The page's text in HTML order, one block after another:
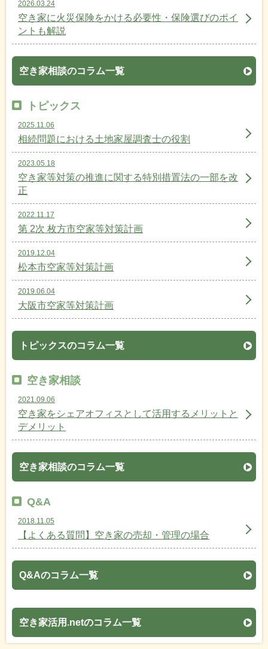
2026.03.24
空き家に火災保険をかける必要性・保険選びのポイ
ントも解説
空き家相談のコラム一覧
トピックス
2025.11.06
相続問題における土地家屋調査士の役割
2023.05.18
空き家等対策の推進に関する特別措置法の一部を改
正
2022.11.17
第 2次 枚方市空家等対策計画
2019.12.04
松本市空家等対策計画
2019.06.04
大阪市空家等対策計画
トピックスのコラム一覧
空き家相談
2021.09.06
空き家をシェアオフィスとして活用するメリットと
デメリット
空き家相談のコラム一覧
Q&A
2018.11.05
【よくある質問】空き家の売却・管理の場合
Q&Aのコラム一覧
空き家活用.netのコラム一覧